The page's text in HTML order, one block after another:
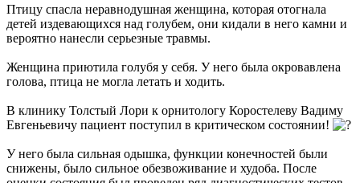
Птицу спасла неравнодушная женщина, которая отогнала
детей издевающихся над голубем, они кидали в него камни и
вероятно нанесли серьезные травмы.
Женщина приютила голубя у себя. У него была окровавлена
голова, птица не могла летать и ходить.
В клинику Толстый Лори к орнитологу Коростелеву Вадиму
Евгеньевичу пациент поступил в критическом состоянии!
У него была сильная одышка, функции конечностей были
снижены, было сильное обезвоживание и худоба. После